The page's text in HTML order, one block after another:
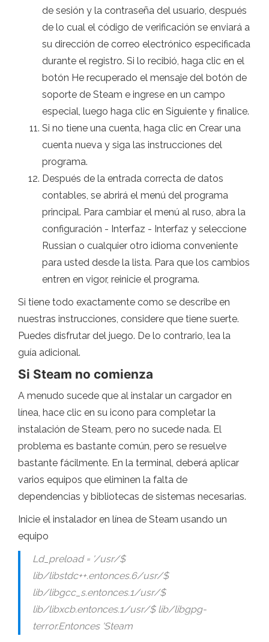
de sesión y la contraseña del usuario, después
de lo cual el código de verificación se enviará a
su dirección de correo electrónico especificada
durante el registro. Si lo recibió, haga clic en el
botón He recuperado el mensaje del botón de
soporte de Steam e ingrese en un campo
especial, luego haga clic en Siguiente y finalice.
Si no tiene una cuenta, haga clic en Crear una
cuenta nueva y siga las instrucciones del
programa.
Después de la entrada correcta de datos
contables, se abrirá el menú del programa
principal. Para cambiar el menú al ruso, abra la
configuración - Interfaz - Interfaz y seleccione
Russian o cualquier otro idioma conveniente
para usted desde la lista. Para que los cambios
entren en vigor, reinicie el programa.
Si tiene todo exactamente como se describe en
nuestras instrucciones, considere que tiene suerte.
Puedes disfrutar del juego. De lo contrario, lea la
guía adicional.
Si Steam no comienza
A menudo sucede que al instalar un cargador en
línea, hace clic en su icono para completar la
instalación de Steam, pero no sucede nada. El
problema es bastante común, pero se resuelve
bastante fácilmente. En la terminal, deberá aplicar
varios equipos que eliminen la falta de
dependencias y bibliotecas de sistemas necesarias.
Inicie el instalador en línea de Steam usando un
equipo
Ld_preload = '/usr/$
lib/libstdc++.entonces.6/usr/$
lib/libgcc_s.entonces.1/usr/$
lib/libxcb.entonces.1/usr/$ lib/libgpg-
terror.Entonces 'Steam